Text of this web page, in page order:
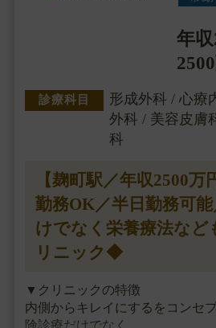
年
診療科目
形成外科 / 心療
外科 / 美容皮膚
科
【麹町駅／年収2500
勤務OK／半日勤務可
けでなく栄養療法など
リニック◆
▼クリニックの特徴
内側からキレイにするをコンセ